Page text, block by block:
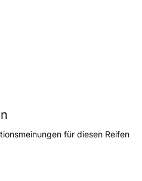
h
für diesen Reifen